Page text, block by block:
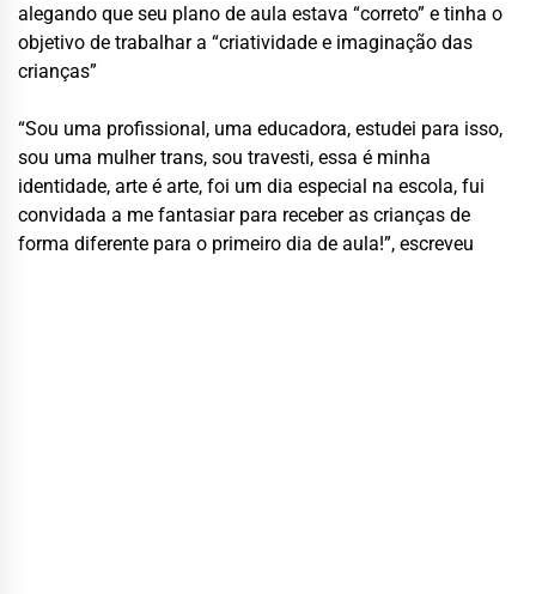
alegando que seu plano de aula estava “correto” e tinha o
objetivo de trabalhar a “criatividade e imaginação das
crianças”
“Sou uma profissional, uma educadora, estudei para isso,
sou uma mulher trans, sou travesti, essa é minha
identidade, arte é arte, foi um dia especial na escola, fui
convidada a me fantasiar para receber as crianças de
forma diferente para o primeiro dia de aula!”, escreveu